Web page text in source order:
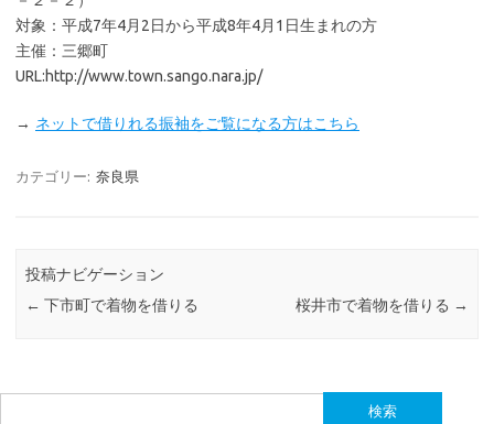
対象：平成7年4月2日から平成8年4月1日生まれの方
主催：三郷町
URL:http://www.town.sango.nara.jp/
→ ネットで借りれる振袖をご覧になる方はこちら
カテゴリー: 奈良県
投稿ナビゲーション
← 下市町で着物を借りる 桜井市で着物を借りる →